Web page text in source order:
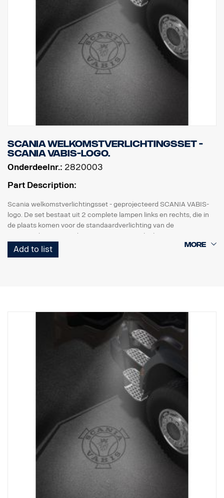
Scania welkomstverlichtingsset -
SCANIA VABIS-logo.
Onderdeelnr.: 2820003
Part Description:
Scania welkomstverlichtingsset - geprojecteerd SCANIA VABIS-
logo. De set bestaat uit 2 complete lampen links en rechts, die in
de plaats komen voor de standaardverlichting van de
instaptreden. Eenvoudig te monteren met slechts een
schroevendraaier en met snelkoppeling voor de originele
kabelboom.
Add to list